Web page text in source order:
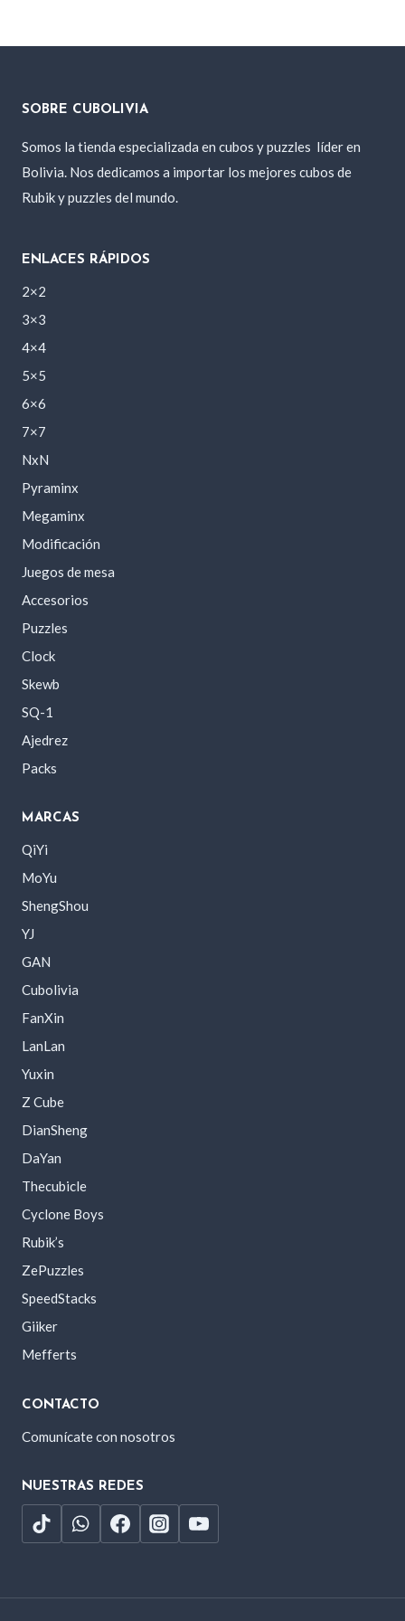
SOBRE CUBOLIVIA
Somos la tienda especializada en cubos y puzzles líder en
Bolivia. Nos dedicamos a importar los mejores cubos de
Rubik y puzzles del mundo.
ENLACES RÁPIDOS
2×2
3×3
4×4
5×5
6×6
7×7
NxN
Pyraminx
Megaminx
Modificación
Juegos de mesa
Accesorios
Puzzles
Clock
Skewb
SQ-1
Ajedrez
Packs
MARCAS
QiYi
MoYu
ShengShou
YJ
GAN
Cubolivia
FanXin
LanLan
Yuxin
Z Cube
DianSheng
DaYan
Thecubicle
Cyclone Boys
Rubik’s
ZePuzzles
SpeedStacks
Giiker
Mefferts
CONTACTO
Comunícate con nosotros
NUESTRAS REDES